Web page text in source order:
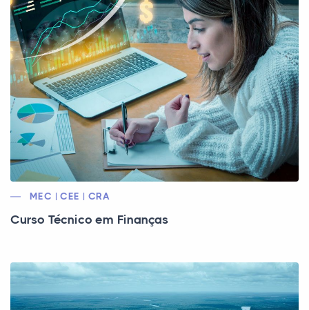
MEC | CEE | CRA
Curso Técnico em Finanças